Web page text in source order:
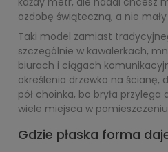
ozdobę świąteczną, a nie
Taki model zamiast
szczególnie w kawalerkach,
biurach i ciągach
określenia drzewko na ścianę,
pół choinka, bo bryła
wiele miejsca w
Gdzie płaska forma